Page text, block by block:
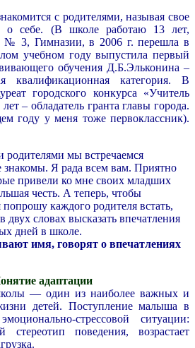
с родителями, называя свое
о себе. (В школе работаю 13 лет,
3, Гимназии, в 2006 г. перешла в
учебном году выпустила первый
обучения Д.Б.Эльконина –
квалификационная категория. В
городского конкурса «Учитель
– обладатель гранта главы города.
году у меня тоже первоклассник).
родителями мы встречаемся
Я рада всем вам. Приятно
привели ко мне своих младших
честь. А теперь, чтобы
каждого родителя встать,
двух словах высказать впечатления
дней в школе.
имя, говорят о впечатлениях
адаптации
— один из наиболее важных и
детей. Поступление малыша в
стрессовой ситуации:
стереотип поведения, возрастает